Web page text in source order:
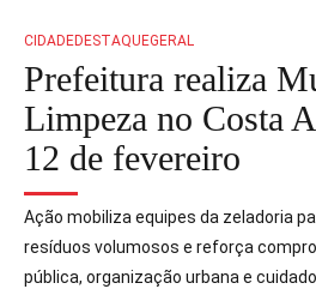
CIDADEDESTAQUEGERAL
Prefeitura realiza
Limpeza no Costa
12 de fevereiro
Ação mobiliza equipes da zeladoria
resíduos volumosos e reforça
pública, organização urbana e